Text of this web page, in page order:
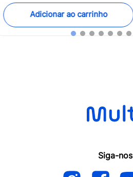
Adicionar ao carrinho
Siga-nos